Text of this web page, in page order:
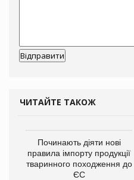
ЧИТАЙТЕ ТАКОЖ
Починають діяти нові
правила імпорту продукції
тваринного походження до
ЄС